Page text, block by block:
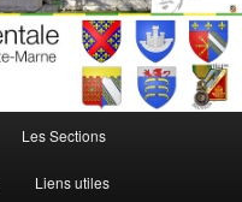
Les Sections
Liens utiles